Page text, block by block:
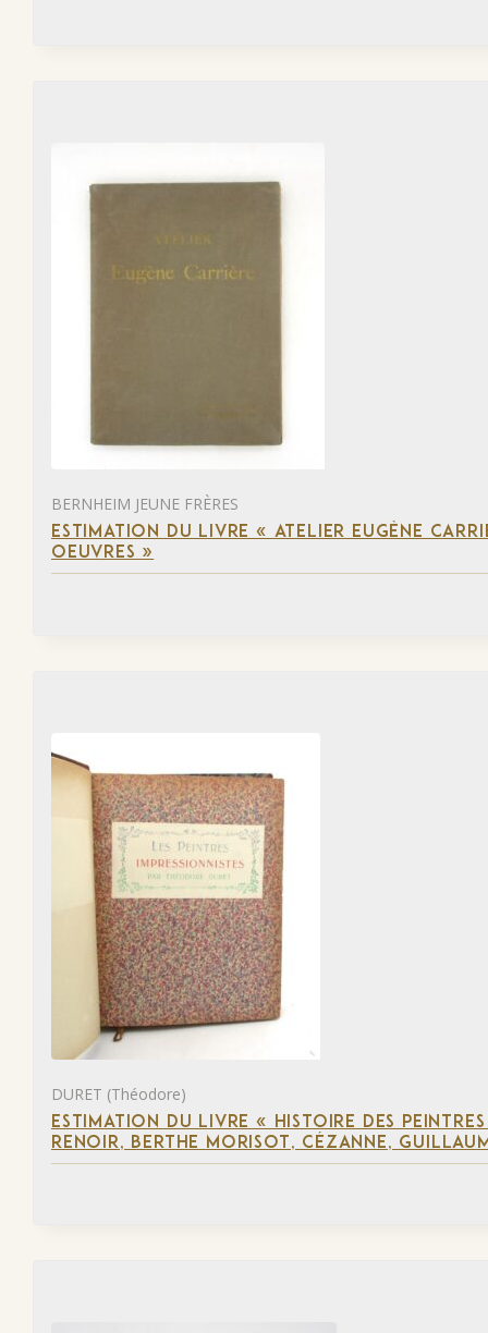
BERNHEIM JEUNE FRÈRES
ESTIMATION DU LIVRE « ATELIER EUGÈNE
OEUVRES »
DURET (Théodore)
ESTIMATION DU LIVRE « HISTOIRE DES
RENOIR, BERTHE MORISOT, CÉZANNE,